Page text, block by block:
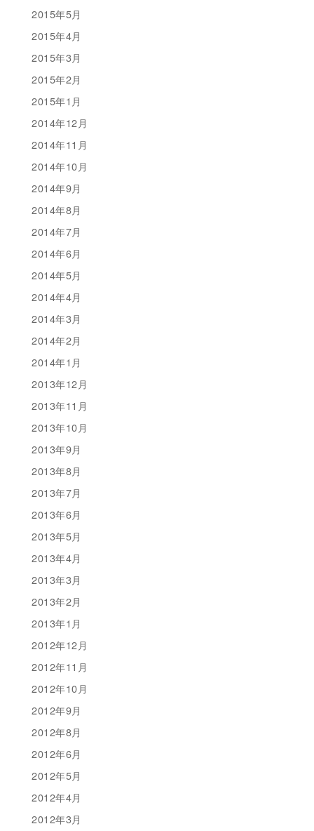
2015年5月
2015年4月
2015年3月
2015年2月
2015年1月
2014年12月
2014年11月
2014年10月
2014年9月
2014年8月
2014年7月
2014年6月
2014年5月
2014年4月
2014年3月
2014年2月
2014年1月
2013年12月
2013年11月
2013年10月
2013年9月
2013年8月
2013年7月
2013年6月
2013年5月
2013年4月
2013年3月
2013年2月
2013年1月
2012年12月
2012年11月
2012年10月
2012年9月
2012年8月
2012年6月
2012年5月
2012年4月
2012年3月